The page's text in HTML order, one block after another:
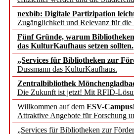
nexbib: Digitale Partizipation
Zugänglichkeit und Relevanz für die
Fünf Gründe, warum
das KulturKaufhaus setzen sollten.
„Services für Bibliotheken zur
Dussmann das KulturKaufhaus.
Zentralbibliothek
Die Zukunft ist jetzt! Mit RFID-
Willkommen auf dem ESV-Campus!
Attraktive Angebote für Forschung
„Services für Bibliotheken zur
Segment
angepasst
konstruktiv!